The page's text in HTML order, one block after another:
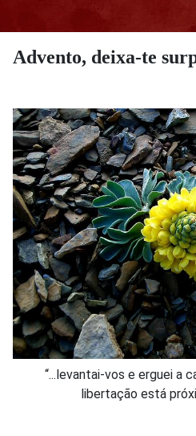
Advento, deixa-te
“...levantai-vos e erguei a
libertação está